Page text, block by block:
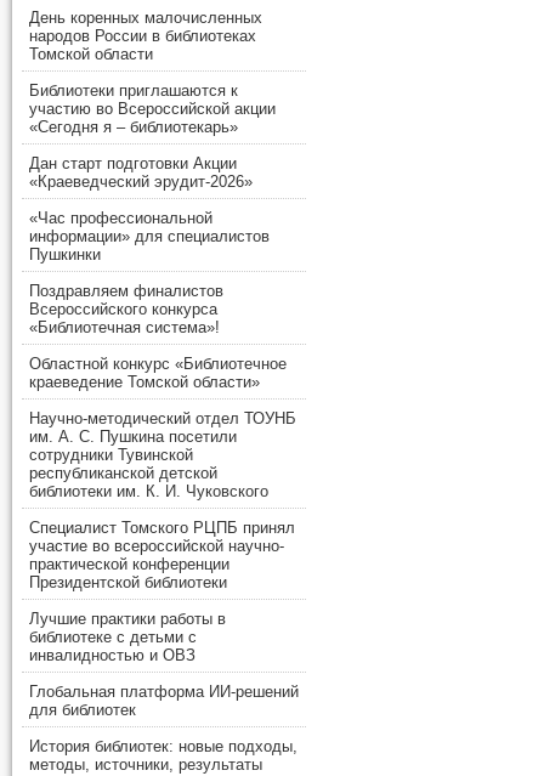
День коренных малочисленных
народов России в библиотеках
Томской области
Библиотеки приглашаются к
участию во Всероссийской акции
«Сегодня я – библиотекарь»
Дан старт подготовки Акции
«Краеведческий эрудит-2026»
«Час профессиональной
информации» для специалистов
Пушкинки
Поздравляем финалистов
Всероссийского конкурса
«Библиотечная система»!
Областной конкурс «Библиотечное
краеведение Томской области»
Научно-методический отдел ТОУНБ
им. А. С. Пушкина посетили
сотрудники Тувинской
республиканской детской
библиотеки им. К. И. Чуковского
Специалист Томского РЦПБ принял
участие во всероссийской научно-
практической конференции
Президентской библиотеки
Лучшие практики работы в
библиотеке с детьми с
инвалидностью и ОВЗ
Глобальная платформа ИИ-решений
для библиотек
История библиотек: новые подходы,
методы, источники, результаты